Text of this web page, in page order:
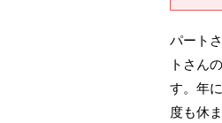
パート
トさん
す。年
度も休